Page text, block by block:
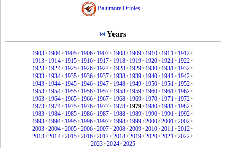
Baltimore Orioles
Years
1903• 1904• 1905• 1906• 1907• 1908• 1909• 1910• 1911• 1912•
1913• 1914• 1915• 1916• 1917• 1918• 1919• 1920• 1921• 1922•
1923• 1924• 1925• 1926• 1927• 1928• 1929• 1930• 1931• 1932•
1933• 1934• 1935• 1936• 1937• 1938• 1939• 1940• 1941• 1942•
1943• 1944• 1945• 1946• 1947• 1948• 1949• 1950• 1951• 1952•
1953• 1954• 1955• 1956• 1957• 1958• 1959• 1960• 1961• 1962•
1963• 1964• 1965• 1966• 1967• 1968• 1969• 1970• 1971• 1972•
1973• 1974• 1975• 1976• 1977• 1978• 1979• 1980• 1981• 1982•
1983• 1984• 1985• 1986• 1987• 1988• 1989• 1990• 1991• 1992•
1993• 1994• 1995• 1996• 1997• 1998• 1999•2000•2001•2002•
2003•2004•2005•2006•2007•2008•2009•2010•2011•2012•
2013•2014•2015•2016•2017•2018•2019•2020•2021•2022•
2023•2024•2025